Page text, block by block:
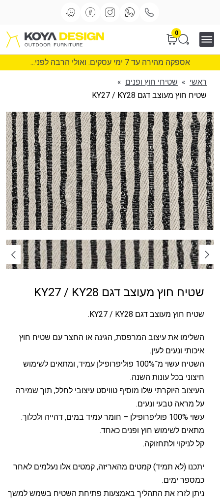
0
אספקה מהירה עד 7 ימי עסקים. ואולי הרבה לפני...
ראשי » שטיחי חוץ ופנים »
שטיח חוץ מעוצב דגם KY27 / KY28
שטיח חוץ מעוצב דגם KY27 / KY28
שטיח חוץ מעוצב דגם KY27 / KY28.
השלימו את עיצוב המרפסת, הגינה או החצר עם שטיח חוץ
איכותי ונעים לעין.
השטיח עשוי מ־100% פוליפרופילן עמיד, ומתאים לשימוש
חיצוני בכל עונות השנה.
העיצוב היוקרתי שלו מוסיף טוויסט עיצובי לחלל, תוך שמירה
על מראה טבעי ונעים.
עשוי 100% פוליפרופילן – חומר עמיד במים, דהייה ולכלוך.
מתאים לשימוש חוץ ופנים כאחד.
קל לניקוי ולתחזוקה.
יתכנו (לא תמיד) קמטים מהאריזה, קמטים אלו נעלמים לאחר
כמספר ימים.
ניתן לזרז את התהליך באמצעות פתיחת השטיח בשמש למשך